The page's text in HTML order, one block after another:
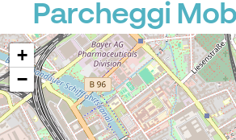
Parcheggi
+
−